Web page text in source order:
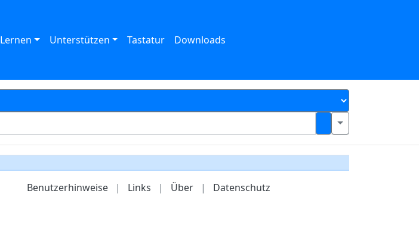
Lernen Unterstützen Tastatur Downloads
Benutzerhinweise | Links | Über | Datenschutz